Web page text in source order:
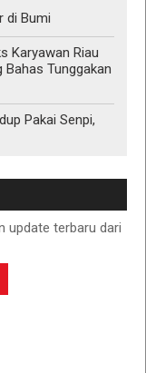
di Bumi
Karyawan Riau
Tunggakan
Pakai Senpi,
update terbaru dari